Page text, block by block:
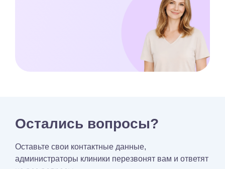
Остались вопросы?
Оставьте свои контактные данные,
администраторы клиники перезвонят вам и ответят